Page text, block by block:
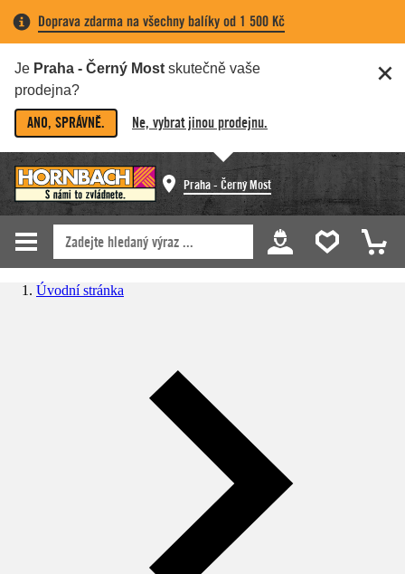
Doprava zdarma na všechny balíky od 1 500 Kč
Je Praha - Černý Most skutečně vaše
prodejna?
ANO, SPRÁVNĚ. Ne, vybrat jinou prodejnu.
Praha - Černý Most
Úvodní stránka